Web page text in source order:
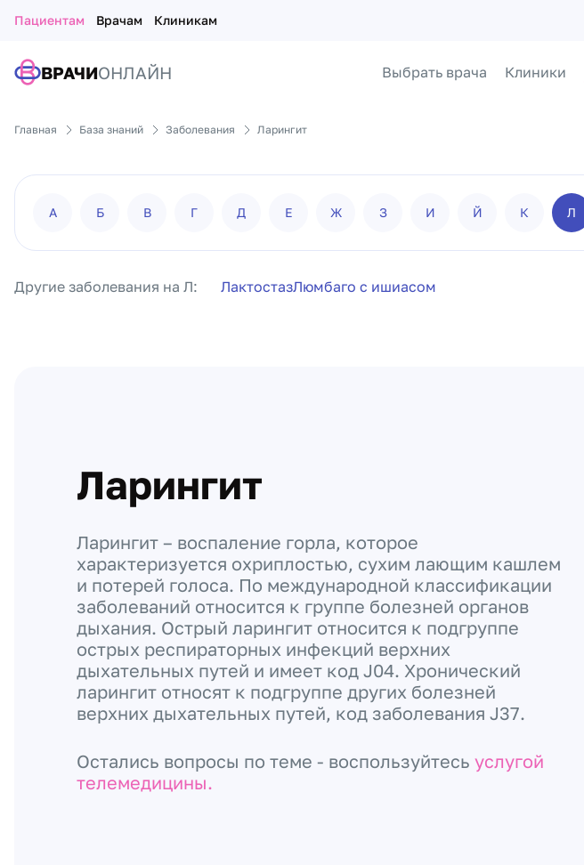
Пациентам Врачам Клиникам
ВРАЧИОНЛАЙН Выбрать врача Клиники
Главная База знаний Заболевания Ларингит
А Б В Г Д Е Ж З И Й К Л
Другие заболевания на Л: ЛактостазЛюмбаго с ишиасом
Ларингит
Ларингит – воспаление горла, которое
характеризуется охриплостью, сухим лающим кашлем
и потерей голоса. По международной классификации
заболеваний относится к группе болезней органов
дыхания. Острый ларингит относится к подгруппе
острых респираторных инфекций верхних
дыхательных путей и имеет код J04. Хронический
ларингит относят к подгруппе других болезней
верхних дыхательных путей, код заболевания J37.
Остались вопросы по теме - воспользуйтесь услугой
телемедицины.